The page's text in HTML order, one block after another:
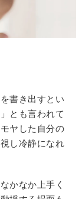
書き出すとい
とも言われて
ヤした自分の
し冷静になれ
かなか上手く